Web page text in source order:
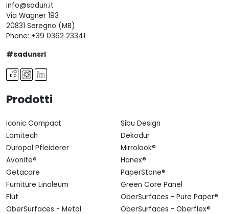
info@sadun.it
Via Wagner 193
20831 Seregno (MB)
Phone: +39 0362 23341
#sadunsrl
Prodotti
Iconic Compact
Sibu Design
Lamitech
Dekodur
Duropal Pfleiderer
Mirrolook®
Avonite®
Hanex®
Getacore
PaperStone®
Furniture Linoleum
Green Core Panel
Flut
OberSurfaces - Pure Paper®
OberSurfaces - Metal
OberSurfaces - Oberflex®